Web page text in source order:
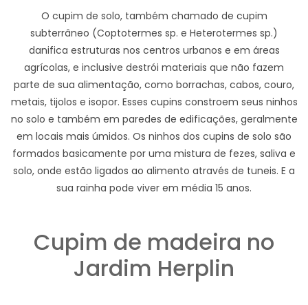
O cupim de solo, também chamado de cupim
subterrâneo (Coptotermes sp. e Heterotermes sp.)
danifica estruturas nos centros urbanos e em áreas
agrícolas, e inclusive destrói materiais que não fazem
parte de sua alimentação, como borrachas, cabos, couro,
metais, tijolos e isopor. Esses cupins constroem seus ninhos
no solo e também em paredes de edificações, geralmente
em locais mais úmidos. Os ninhos dos cupins de solo são
formados basicamente por uma mistura de fezes, saliva e
solo, onde estão ligados ao alimento através de tuneis. E a
sua rainha pode viver em média 15 anos.
Cupim de madeira no
Jardim Herplin